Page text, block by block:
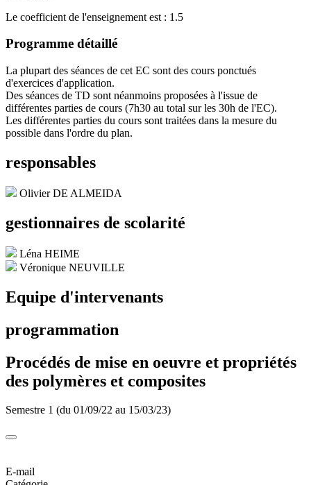
Le coefficient de l'enseignement est : 1.5
Programme détaillé
La plupart des séances de cet EC sont des cours ponctués
d'exercices d'application.
Des séances de TD sont néanmoins proposées à l'issue de
différentes parties de cours (7h30 au total sur les 30h de l'EC).
Les différentes parties du cours sont traitées dans la mesure du
possible dans l'ordre du plan.
responsables
Olivier DE ALMEIDA
gestionnaires de scolarité
Léna HEIME
Véronique NEUVILLE
Equipe d'intervenants
programmation
Procédés de mise en oeuvre et propriétés
des polymères et composites
Semestre 1 (du 01/09/22 au 15/03/23)
E-mail